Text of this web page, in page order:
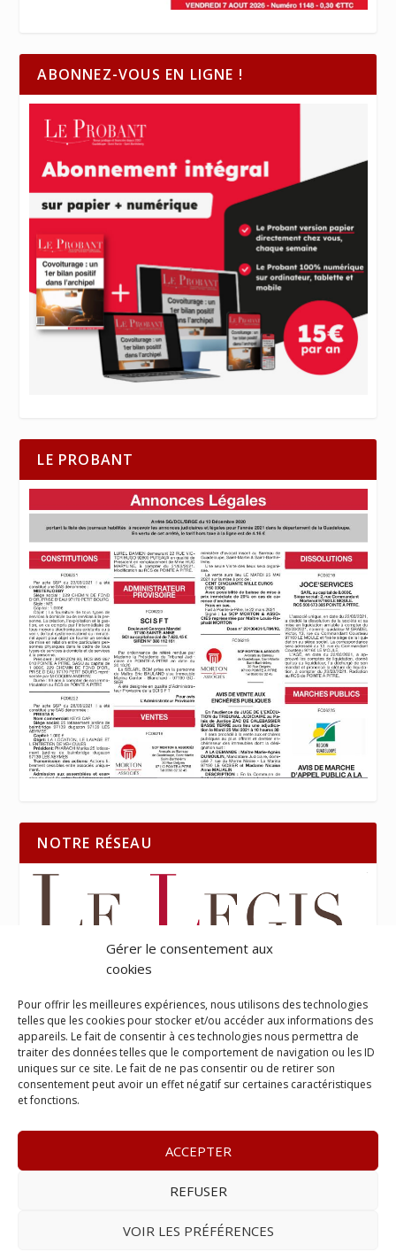
Gérer le consentement aux
cookies
Pour offrir les meilleures expériences, nous utilisons des technologies
telles que les cookies pour stocker et/ou accéder aux informations des
appareils. Le fait de consentir à ces technologies nous permettra de
traiter des données telles que le comportement de navigation ou les ID
uniques sur ce site. Le fait de ne pas consentir ou de retirer son
consentement peut avoir un effet négatif sur certaines caractéristiques
et fonctions.
ACCEPTER
REFUSER
VOIR LES PRÉFÉRENCES
ABONNEZ-VOUS EN LIGNE !
LE PROBANT
NOTRE RÉSEAU
– www.leprobant.fr –
contact@leprobant.fr–